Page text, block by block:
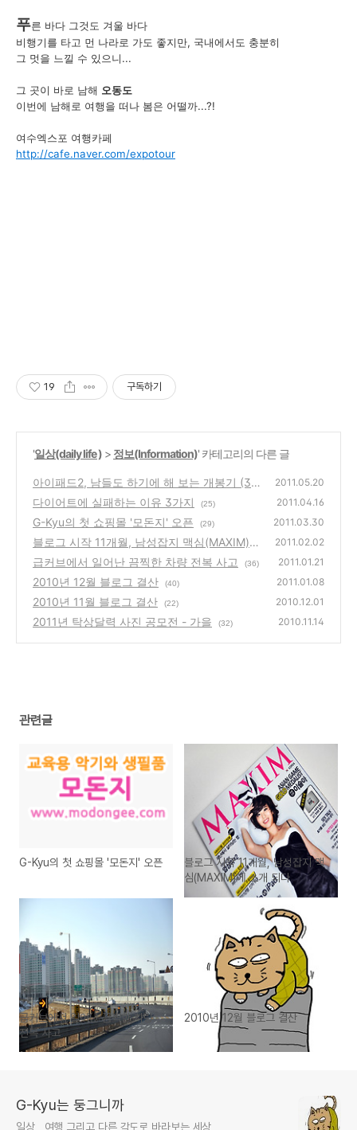
푸른 바다 그것도 겨울 바다
비행기를 타고 먼 나라로 가도 좋지만, 국내에서도 충분히
그 멋을 느낄 수 있으니...
그 곳이 바로 남해 오동도
이번에 남해로 여행을 떠나 봄은 어떨까...?!
여수엑스포 여행카페
http://cafe.naver.com/expotour
19 구독하기
'일상(daily life ) > 정보(Information)' 카테고리의 다른 글
아이패드2, 남들도 하기에 해 보는 개봉기 (32
GB,블랙)
(36)
2011.05.20
다이어트에 실패하는 이유 3가지 (25) 2011.04.16
G-Kyu의 첫 쇼핑몰 '모돈지' 오픈 (29) 2011.03.30
블로그 시작 11개월, 남성잡지 맥심(MAXIM)에
소개 되다
(64)
2011.02.02
급커브에서 일어난 끔찍한 차량 전복 사고 (36) 2011.01.21
2010년 12월 블로그 결산 (40) 2011.01.08
2010년 11월 블로그 결산 (22) 2010.12.01
2011년 탁상달력 사진 공모전 - 가을 (32) 2010.11.14
관련글
G-Kyu의 첫 쇼핑몰 '모돈지' 오픈
블로그 시작 11개월, 남성잡지 맥
심(MAXIM)에 소개 되다
급커브에서 일어난 끔찍한 차량
전복 사고
2010년 12월 블로그 결산
G-Kyu는 둥그니까
일상 , 여행 그리고 다른 각도로 바라보는 세상